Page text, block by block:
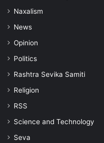
Naxalism
News
Opinion
Politics
Rashtra Sevika Samiti
Religion
RSS
Science and Technology
Seva